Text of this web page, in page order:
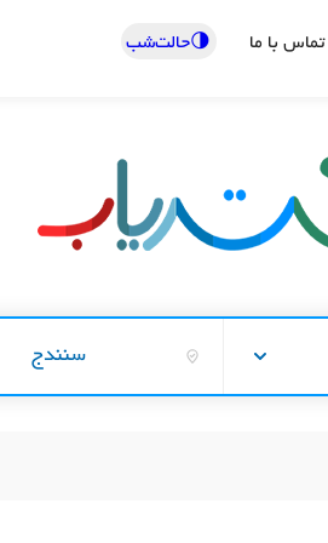
تماس با ما 🌗حالت‌شب
سنندج